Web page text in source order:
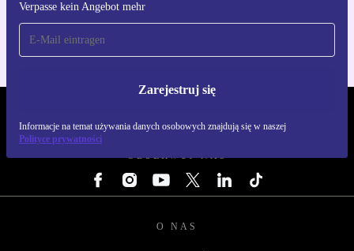
Verpasse kein Angebot mehr
Zarejestruj się
Informacje na temat używania danych osobowych znajdują się w naszej
Polityce prywatności
Dla iOS i Android
OBSERWUJ NAS
O NAS